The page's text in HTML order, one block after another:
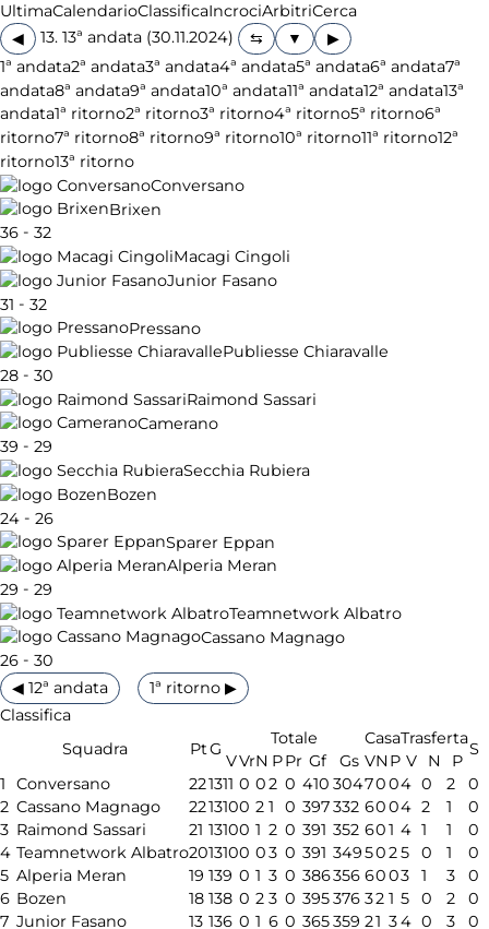
UltimaCalendarioClassificaIncrociArbitriCerca
◀
13. 13ª andata (30.11.2024)
▶
1ª andata2ª andata3ª andata4ª andata5ª andata6ª andata7ª
andata8ª andata9ª andata10ª andata11ª andata12ª andata13ª
andata1ª ritorno2ª ritorno3ª ritorno4ª ritorno5ª ritorno6ª
ritorno7ª ritorno8ª ritorno9ª ritorno10ª ritorno11ª ritorno12ª
ritorno13ª ritorno
Conversano
Brixen
36 - 32
Macagi Cingoli
Junior Fasano
31 - 32
Pressano
Publiesse Chiaravalle
28 - 30
Raimond Sassari
Camerano
39 - 29
Secchia Rubiera
Bozen
24 - 26
Sparer Eppan
Alperia Meran
29 - 29
Teamnetwork Albatro
Cassano Magnago
26 - 30
◀ 12ª andata
1ª ritorno ▶
Classifica
Squadra
PtG
Totale CasaTrasferta
S
VVrN PPr Gf Gs VN P V N
P
1
Conversano 221311 0 02 0 410 3047004 0 2
0
2 Cassano Magnago 2213100 2 1 0 397332 6004 2 1
0
3 Raimond Sassari 21 13100 1 2 0 391 352 601 4 1 1
0
4 Teamnetwork Albatro2013100 03 0 391 3495025 0 1
0
5 Alperia Meran 19 139 0 1 3 0 386356 6003 1 3
0
6 Bozen 18 138 0 2 3 0 395376 32 1 5 0 2
0
7 Junior Fasano 13 136 0 1 6 0 365359 21 34 0 3
0